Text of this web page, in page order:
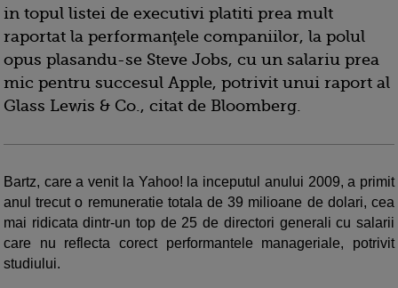
in topul listei de executivi platiti prea mult
raportat la performanţele companiilor, la polul
opus plasandu-se Steve Jobs, cu un salariu prea
mic pentru succesul Apple, potrivit unui raport al
Glass Lewis & Co., citat de Bloomberg.
Bartz, care a venit la Yahoo! la inceputul anului 2009, a primit
anul trecut o remuneratie totala de 39 milioane de dolari, cea
mai ridicata dintr-un top de 25 de directori generali cu salarii
care nu reflecta corect performantele manageriale, potrivit
studiului.